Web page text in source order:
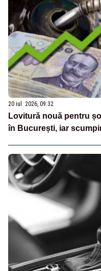
20 iul. 2026, 09:32
Lovitură nouă pentru
în București, iar